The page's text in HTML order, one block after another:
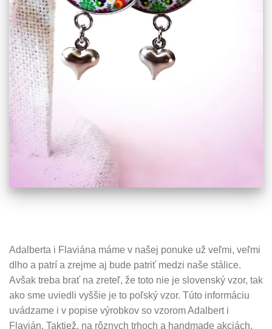
Adalberta i Flaviána máme v našej ponuke už veľmi, veľmi
dlho a patrí a zrejme aj bude patriť medzi naše stálice.
Avšak treba brať na zreteľ, že toto nie je slovenský vzor, tak
ako sme uviedli vyššie je to poľský vzor. Túto informáciu
uvádzame i v popise výrobkov so vzorom Adalbert i
Flavián. Taktiež, na rôznych trhoch a handmade akciách,